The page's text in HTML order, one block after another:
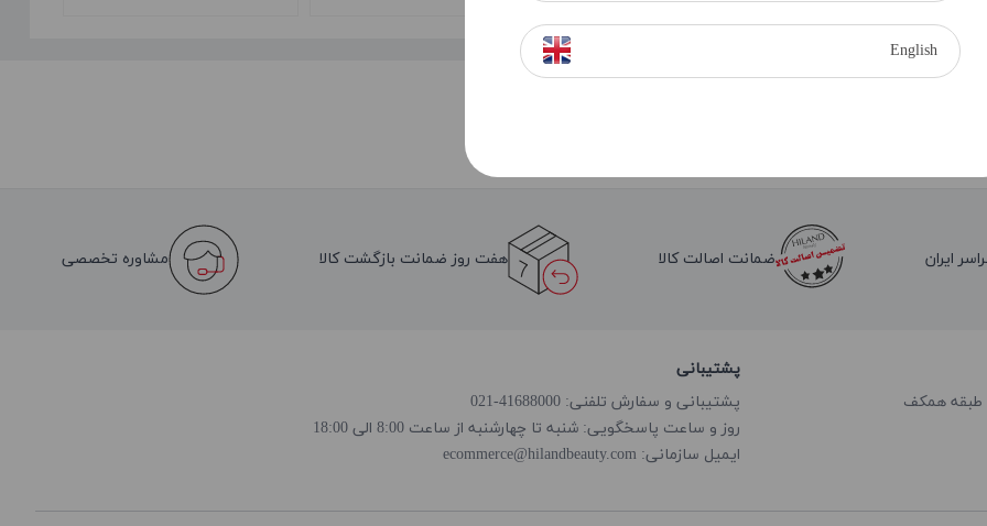
ایران ضمانت اصالت کالا هفت روز ضمانت بازگشت کالا مشاوره تخصصی
پشتیبانی
پشتیبانی و سفارش تلفنی: 41688000-021
روز و ساعت پاسخگویی: شنبه تا چهارشنبه از ساعت 8:00 الی 18:00
ایمیل سازمانی: ecommerce@hilandbeauty.com
English